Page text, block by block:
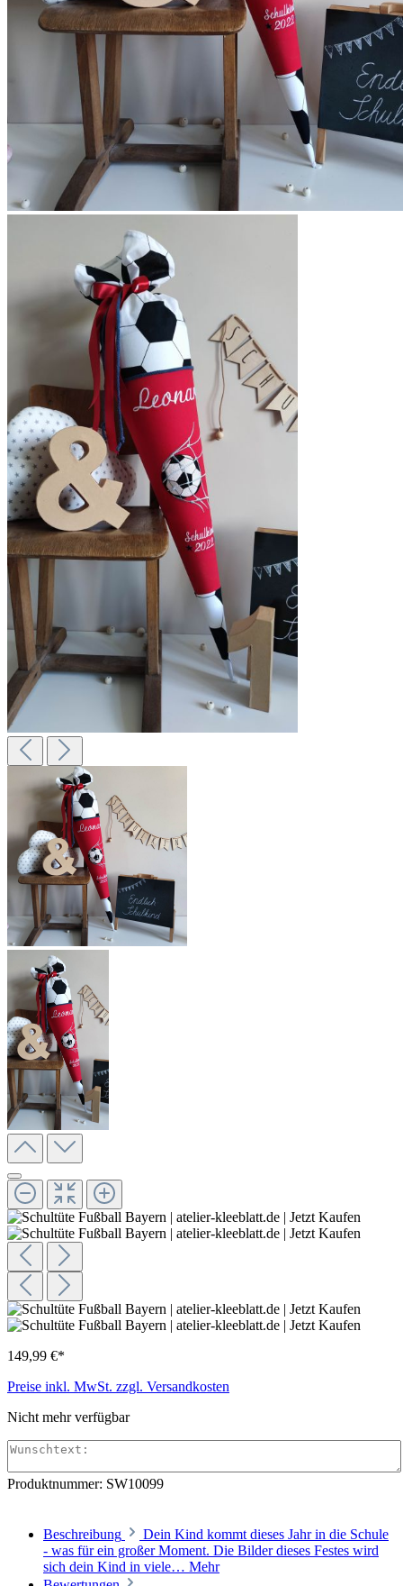
149,99 €*
Preise inkl. MwSt. zzgl. Versandkosten
Nicht mehr verfügbar
Produktnummer: SW10099
Beschreibung
Dein Kind kommt dieses Jahr in die Schule
- was für ein großer Moment. Die Bilder dieses Festes wird
sich dein Kind in viele… Mehr